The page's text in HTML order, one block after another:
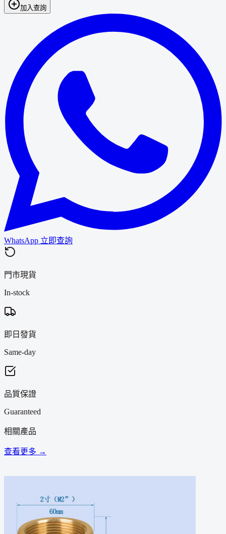
加入查詢
WhatsApp 立即查詢
門市現貨
In-stock
即日發貨
Same-day
品質保證
Guaranteed
相關產品
查看更多 →